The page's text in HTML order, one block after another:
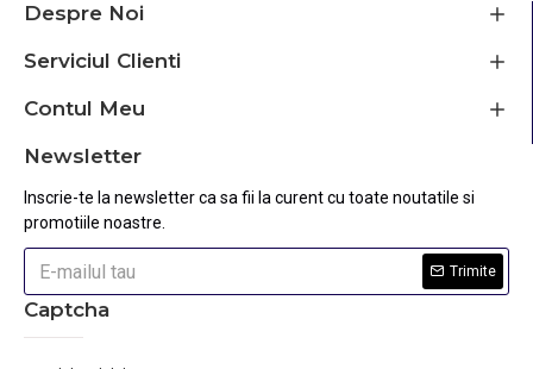
Despre Noi
Serviciul Clienti
Contul Meu
Newsletter
Inscrie-te la newsletter ca sa fii la curent cu toate noutatile si
promotiile noastre.
Trimite
Captcha